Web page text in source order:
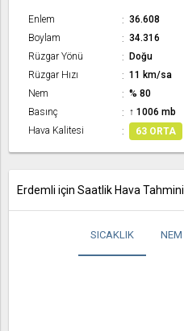
Enlem
36.608
Boylam
34.316
Rüzgar Yönü
Doğu
Rüzgar Hızı
11 km/sa
Nem
% 80
Basınç
↑ 1006 mb
Hava Kalitesi
63 ORTA
Erdemli için Saatlik Hava Tahmini
SICAKLIK NEM